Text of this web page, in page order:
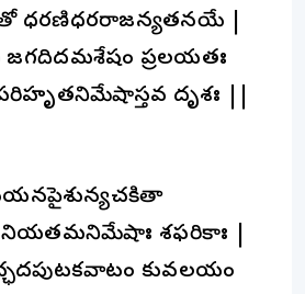
ధరణిధరరాజన్యతనయే |
జగదిదమశేషం ప్రలయతః
దృశః ||
శఫరికాః |
కువలయం